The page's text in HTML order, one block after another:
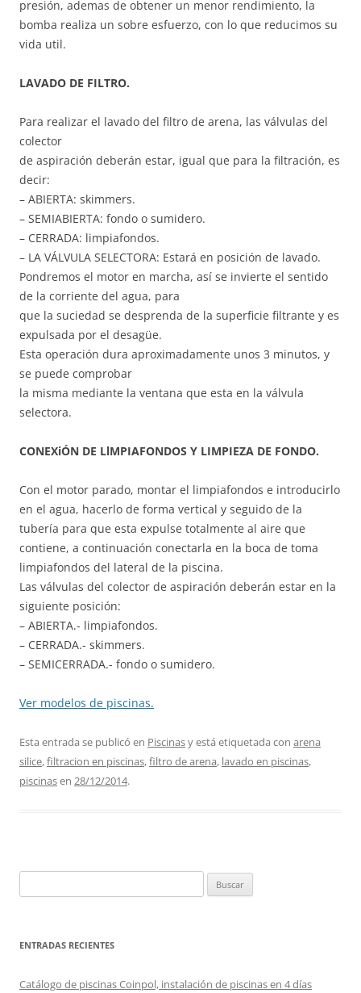
presión, ademas de obtener un menor rendimiento, la
bomba realiza un sobre esfuerzo, con lo que reducimos su
vida util.
LAVADO DE FILTRO.
Para realizar el lavado del filtro de arena, las válvulas del
colector
de aspiración deberán estar, igual que para la filtración, es
decir:
– ABIERTA: skimmers.
– SEMIABIERTA: fondo o sumidero.
– CERRADA: limpiafondos.
– LA VÁLVULA SELECTORA: Estará en posición de lavado.
Pondremos el motor en marcha, así se invierte el sentido
de la corriente del agua, para
que la suciedad se desprenda de la superficie filtrante y es
expulsada por el desagüe.
Esta operación dura aproximadamente unos 3 minutos, y
se puede comprobar
la misma mediante la ventana que esta en la válvula
selectora.
CONEXiÓN DE LlMPIAFONDOS Y LIMPIEZA DE FONDO.
Con el motor parado, montar el limpiafondos e introducirlo
en el agua, hacerlo de forma vertical y seguido de la
tubería para que esta expulse totalmente al aire que
contiene, a continuación conectarla en la boca de toma
limpiafondos del lateral de la piscina.
Las válvulas del colector de aspiración deberán estar en la
siguiente posición:
– ABIERTA.- limpiafondos.
– CERRADA.- skimmers.
– SEMICERRADA.- fondo o sumidero.
Ver modelos de piscinas.
Esta entrada se publicó en Piscinasy está etiquetada con arena
silice,filtracion en piscinas,filtro de arena, lavado en piscinas,
piscinasen 28/12/2014.
ENTRADAS RECIENTES
Catálogo de piscinas Coinpol, instalación de piscinas en 4 días